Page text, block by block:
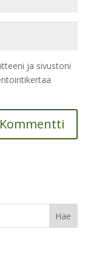
ja sivustoni